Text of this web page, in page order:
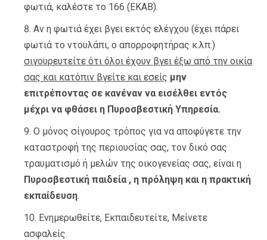
φωτιά, καλέστε το 166 (ΕΚΑΒ).
Αν η φωτιά έχει βγει εκτός ελέγχου (έχει πάρει
φωτιά το ντουλάπι, ο απορροφητήρας κ.λπ.)
σιγουρευτείτε ότι όλοι έχουν βγει έξω από την οικία
σας και κατόπιν βγείτε και εσείς μην
επιτρέποντας σε κανέναν να εισέλθει εντός
μέχρι να φθάσει η Πυροσβεστική Υπηρεσία.
Ο μόνος σίγουρος τρόπος για να αποφύγετε την
καταστροφή της περιουσίας σας, τον δικό σας
τραυματισμό ή μελών της οικογενείας σας, είναι η
Πυροσβεστική παιδεία , η πρόληψη και η πρακτική
εκπαίδευση.
Ενημερωθείτε, Εκπαιδευτείτε, Μείνετε
ασφαλείς.